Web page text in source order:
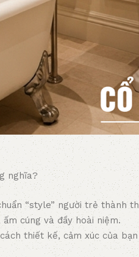
nghĩa?
“style” người trẻ thành
cúng và đầy hoài niệm.
thiết kế, cảm xúc của